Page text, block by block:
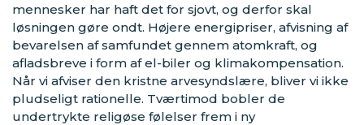
mennesker har haft det for sjovt, og derfor skal
løsningen gøre ondt. Højere energipriser, afvisning af
bevarelsen af samfundet gennem atomkraft, og
afladsbreve i form af el-biler og klimakompensation.
Når vi afviser den kristne arvesyndslære, bliver vi ikke
pludseligt rationelle. Tværtimod bobler de
undertrykte religøse følelser frem i ny